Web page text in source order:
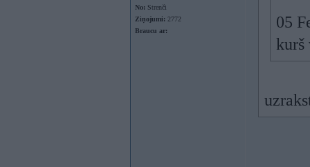
No: Strenči
Ziņojumi: 2772
Braucu ar:
05
kurš